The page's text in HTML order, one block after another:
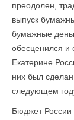
преодолен,
выпуск
бумажные
обесценился и
Екатерине
них был
следующем
Бюджет России